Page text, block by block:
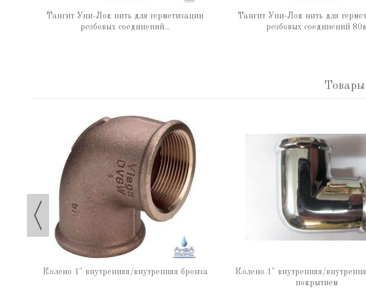
Тангит Уни-Лок нить для герметизации
резбовых соединений...
Тангит Уни-Лок нить для
резбовых соединений
Товары
Колено 1" внутренняя/внутренняя бронза
Колено 1" внутренняя/
покрытием